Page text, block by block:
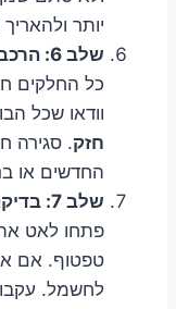
יותר
שלב 6: הרכבה מחדש – כמו פאזל:
כל החלקים
וודאו שכל
חזק. סגירה
החדשים או
שלב 7: בדיקה וקרובי משפחה (מים וחשמל):
פתחו לאט
לחשמל.